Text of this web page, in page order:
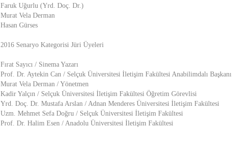
Faruk Uğurlu (Yrd. Doç. Dr.)
Murat Vela Derman
Hasan Gürses
2016 Senaryo Kategorisi Jüri Üyeleri
Fırat Sayıcı / Sinema Yazarı
Prof. Dr. Aytekin Can / Selçuk Üniversitesi İletişim Fakültesi Anabilimdalı Başkanı
Murat Vela Derman / Yönetmen
Kadir Yalçın / Selçuk Üniversitesi İletişim Fakültesi Öğretim Görevlisi
Yrd. Doç. Dr. Mustafa Arslan / Adnan Menderes Üniversitesi İletişim Fakültesi
Uzm. Mehmet Sefa Doğru / Selçuk Üniversitesi İletişim Fakültesi
Prof. Dr. Halim Esen / Anadolu Üniversitesi İletişim Fakültesi